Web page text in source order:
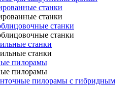
станки
станки
станки
станки
станки
станки
пилорамы
пилорамы
пилорамы с гибридным